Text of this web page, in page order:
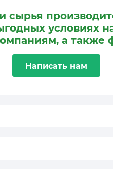
сырья
условиях
а также
Написать нам